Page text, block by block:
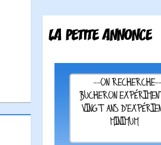
LA PETITE ANNONCE